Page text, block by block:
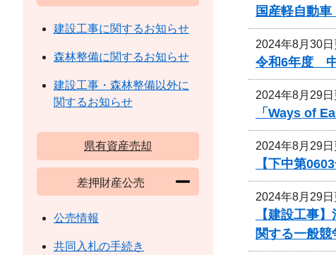
国産軽自動
2024年8月30
令和6年度
2024年8月29
「Ways of
2024年8月29
【下中第
2024年8月29
【建設工事
関する一般競
建設工事に関するお知らせ
森林整備に関するお知らせ
建設工事・森林整備以外に
関するお知らせ
県有資産売却
差押財産公売
公売情報
共同入札の手続き